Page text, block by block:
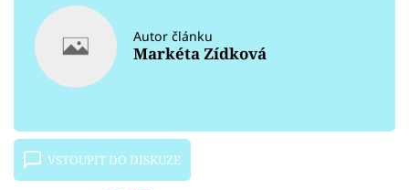
Autor článku
Markéta Zídková
VSTOUPIT DO DISKUZE